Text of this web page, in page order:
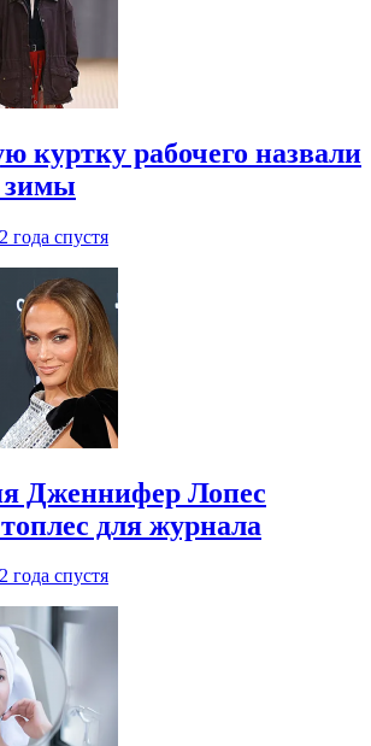
куртку рабочего назвали
зимы
2 года спустя
Дженнифер Лопес
для журнала
2 года спустя